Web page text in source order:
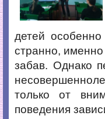
детей
странно, именно
забав. Однако
только от
поведения